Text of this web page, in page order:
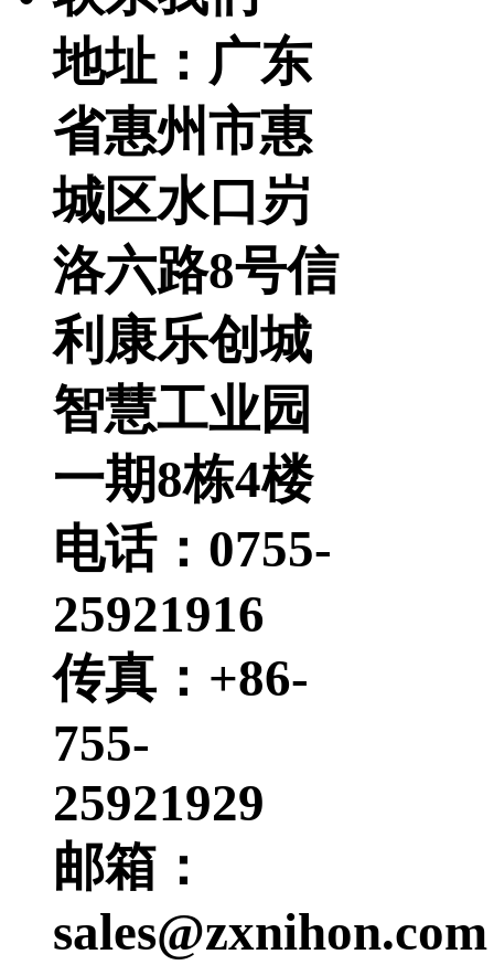
地址：广东
省惠州市惠
城区水口岃
洛六路8号信
利康乐创城
智慧工业园
一期8栋4楼
电话：0755-
25921916
传真：+86-
755-
25921929
邮箱：
sales@zxnihon.com